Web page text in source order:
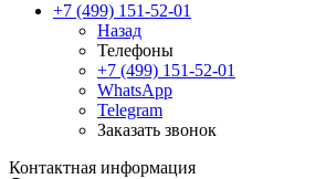
+7 (499) 151-52-01
Назад
Телефоны
+7 (499) 151-52-01
WhatsApp
Telegram
Заказать звонок
Контактная информация